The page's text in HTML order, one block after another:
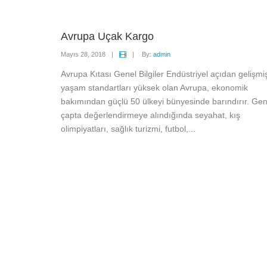
Avrupa Uçak Kargo
Mayıs 28, 2018 | | By: admin
Avrupa Kıtası Genel Bilgiler Endüstriyel açıdan
yaşam standartları yüksek olan Avrupa, ekonomik
bakımından güçlü 50 ülkeyi bünyesinde barındırır.
çapta değerlendirmeye alındığında seyahat, kış
olimpiyatları, sağlık turizmi, futbol,...